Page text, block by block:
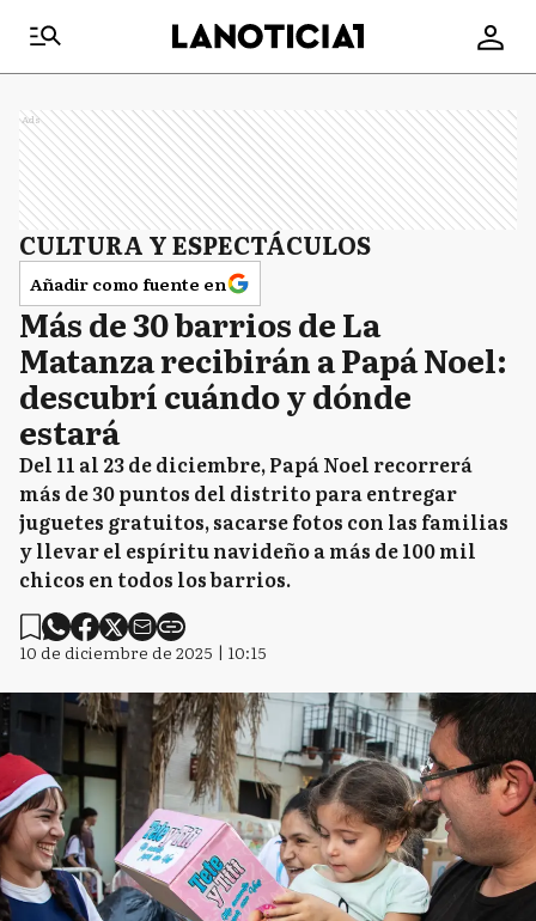
Ads
CULTURA Y ESPECTÁCULOS
Añadir como fuente en
Más de 30 barrios de La
Matanza recibirán a Papá Noel:
descubrí cuándo y dónde
estará
Del 11 al 23 de diciembre, Papá Noel recorrerá
más de 30 puntos del distrito para entregar
juguetes gratuitos, sacarse fotos con las familias
y llevar el espíritu navideño a más de 100 mil
chicos en todos los barrios.
10 de diciembre de 2025 | 10:15